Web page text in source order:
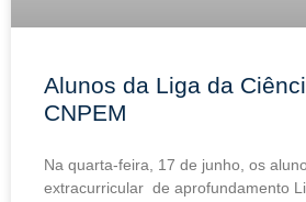
Alunos da Liga da
CNPEM
Na quarta-feira, 17 de junho, os
extracurricular de aprofundamento